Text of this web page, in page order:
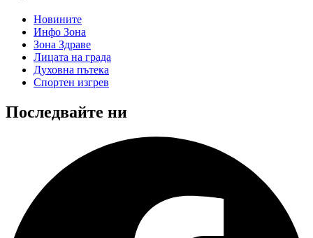
Новините
Инфо Зона
Зона Здраве
Лицата на града
Духовна пътека
Спортен изгрев
Последвайте ни